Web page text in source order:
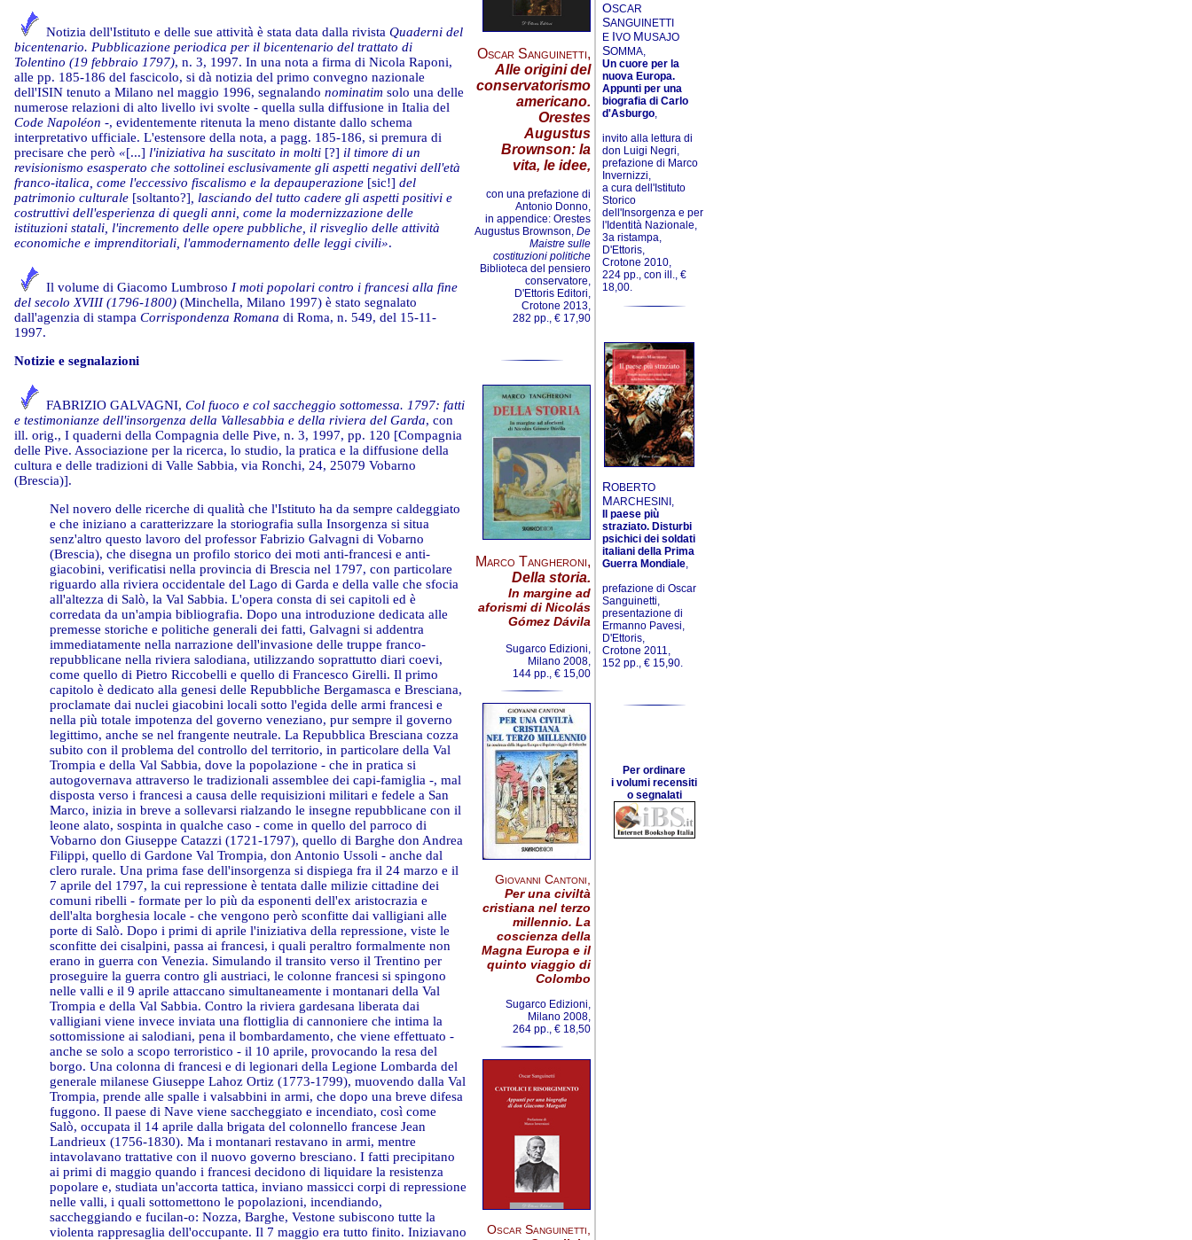
Notizia dell'Istituto e delle sue attività è stata data dalla rivista Quaderni del
bicentenario. Pubblicazione periodica per il bicentenario del trattato di
Tolentino (19 febbraio 1797), n. 3, 1997. In una nota a firma di Nicola Raponi,
alle pp. 185-186 del fascicolo, si dà notizia del primo convegno nazionale
dell'ISIN tenuto a Milano nel maggio 1996, segnalando nominatim solo una delle
numerose relazioni di alto livello ivi svolte - quella sulla diffusione in Italia del
Code Napoléon -, evidentemente ritenuta la meno distante dallo schema
interpretativo ufficiale. L'estensore della nota, a pagg. 185-186, si premura di
precisare che però «[...] l'iniziativa ha suscitato in molti [?] il timore di un
revisionismo esasperato che sottolinei esclusivamente gli aspetti negativi dell'età
franco-italica, come l'eccessivo fiscalismo e la depauperazione [sic!] del
patrimonio culturale [soltanto?] , lasciando del tutto cadere gli aspetti positivi e
costruttivi dell'esperienza di quegli anni, come la modernizzazione delle
istituzioni statali, l'incremento delle opere pubbliche, il risveglio delle attività
economiche e imprenditoriali, l'ammodernamento delle leggi civili».
Il volume di Giacomo Lumbroso I moti popolari contro i francesi alla fine
del secolo XVIII (1796-1800) (Minchella, Milano 1997) è stato segnalato
dall'agenzia di stampa Corrispondenza Romana di Roma, n. 549, del 15-11-
1997.
Notizie e segnalazioni
FABRIZIO GALVAGNI, Col fuoco e col saccheggio sottomessa. 1797: fatti
e testimonianze dell'insorgenza della Vallesabbia e della riviera del Garda, con
ill. orig., I quaderni della Compagnia delle Pive, n. 3, 1997, pp. 120 [Compagnia
delle Pive. Associazione per la ricerca, lo studio, la pratica e la diffusione della
cultura e delle tradizioni di Valle Sabbia, via Ronchi, 24, 25079 Vobarno
(Brescia)].
Nel novero delle ricerche di qualità che l'Istituto ha da sempre caldeggiato
e che iniziano a caratterizzare la storiografia sulla Insorgenza si situa
senz'altro questo lavoro del professor Fabrizio Galvagni di Vobarno
(Brescia), che disegna un profilo storico dei moti anti-francesi e anti-
giacobini, verificatisi nella provincia di Brescia nel 1797, con particolare
riguardo alla riviera occidentale del Lago di Garda e della valle che sfocia
all'altezza di Salò, la Val Sabbia. L'opera consta di sei capitoli ed è
corredata da un'ampia bibliografia. Dopo una introduzione dedicata alle
premesse storiche e politiche generali dei fatti, Galvagni si addentra
immediatamente nella narrazione dell'invasione delle truppe franco-
repubblicane nella riviera salodiana, utilizzando soprattutto diari coevi,
come quello di Pietro Riccobelli e quello di Francesco Girelli. Il primo
capitolo è dedicato alla genesi delle Repubbliche Bergamasca e Bresciana,
proclamate dai nuclei giacobini locali sotto l'egida delle armi francesi e
nella più totale impotenza del governo veneziano, pur sempre il governo
legittimo, anche se nel frangente neutrale. La Repubblica Bresciana cozza
subito con il problema del controllo del territorio, in particolare della Val
Trompia e della Val Sabbia, dove la popolazione - che in pratica si
autogovernava attraverso le tradizionali assemblee dei capi-famiglia -, mal
disposta verso i francesi a causa delle requisizioni militari e fedele a San
Marco, inizia in breve a sollevarsi rialzando le insegne repubblicane con il
leone alato, sospinta in qualche caso - come in quello del parroco di
Vobarno don Giuseppe Catazzi (1721-1797), quello di Barghe don Andrea
Filippi, quello di Gardone Val Trompia, don Antonio Ussoli - anche dal
clero rurale. Una prima fase dell'insorgenza si dispiega fra il 24 marzo e il
7 aprile del 1797, la cui repressione è tentata dalle milizie cittadine dei
comuni ribelli - formate per lo più da esponenti dell'ex aristocrazia e
dell'alta borghesia locale - che vengono però sconfitte dai valligiani alle
porte di Salò. Dopo i primi di aprile l'iniziativa della repressione, viste le
sconfitte dei cisalpini, passa ai francesi, i quali peraltro formalmente non
erano in guerra con Venezia. Simulando il transito verso il Trentino per
proseguire la guerra contro gli austriaci, le colonne francesi si spingono
nelle valli e il 9 aprile attaccano simultaneamente i montanari della Val
Trompia e della Val Sabbia. Contro la riviera gardesana liberata dai
valligiani viene invece inviata una flottiglia di cannoniere che intima la
sottomissione ai salodiani, pena il bombardamento, che viene effettuato -
anche se solo a scopo terroristico - il 10 aprile, provocando la resa del
borgo. Una colonna di francesi e di legionari della Legione Lombarda del
generale milanese Giuseppe Lahoz Ortiz (1773-1799), muovendo dalla Val
Trompia, prende alle spalle i valsabbini in armi, che dopo una breve difesa
fuggono. Il paese di Nave viene saccheggiato e incendiato, così come
Salò, occupata il 14 aprile dalla brigata del colonnello francese Jean
Landrieux (1756-1830). Ma i montanari restavano in armi, mentre
intavolavano trattative con il nuovo governo bresciano. I fatti precipitano
ai primi di maggio quando i francesi decidono di liquidare la resistenza
popolare e, studiata un'accorta tattica, inviano massicci corpi di repressione
nelle valli, i quali sottomettono le popolazioni, incendiando,
saccheggiando e fucilan-o: Nozza, Barghe, Vestone subiscono tutte la
violenta rappresaglia dell'occupante. Il 7 maggio era tutto finito. Iniziavano
Oscar Sanguinetti,
Alle origini del
conservatorismo
americano.
Orestes
Augustus
Brownson: la
vita, le idee,
con una prefazione di
Antonio Donno,
in appendice: Orestes
Augustus Brownson, De
Maistre sulle
costituzioni politiche
Biblioteca del pensiero
conservatore,
D'Ettoris Editori,
Crotone 2013,
282 pp., € 17,90
Marco Tangheroni,
Della storia.
In margine ad
aforismi di Nicolás
Gómez Dávila
Sugarco Edizioni,
Milano 2008,
144 pp., € 15,00
Giovanni Cantoni,
Per una civiltà
cristiana nel terzo
millennio. La
coscienza della
Magna Europa e il
quinto viaggio di
Colombo
Sugarco Edizioni,
Milano 2008,
264 pp., € 18,50
Oscar Sanguinetti
OSCAR
SANGUINETTI
E IVO MUSAJO
SOMMA,
Un cuore per la
nuova Europa.
Appunti per una
biografia di Carlo
d'Asburgo,
invito alla lettura di
don Luigi Negri,
prefazione di Marco
Invernizzi,
a cura dell'Istituto
Storico
dell'Insorgenza e per
l'Identità Nazionale,
3a ristampa,
D'Ettoris,
Crotone 2010,
224 pp., con ill., €
18,00.
ROBERTO
MARCHESINI,
Il paese più
straziato. Disturbi
psichici dei soldati
italiani della Prima
Guerra Mondiale,
prefazione di Oscar
Sanguinetti,
presentazione di
Ermanno Pavesi,
D'Ettoris,
Crotone 2011,
152 pp., € 15,90.
Per ordinare
i volumi recensiti
o segnalati